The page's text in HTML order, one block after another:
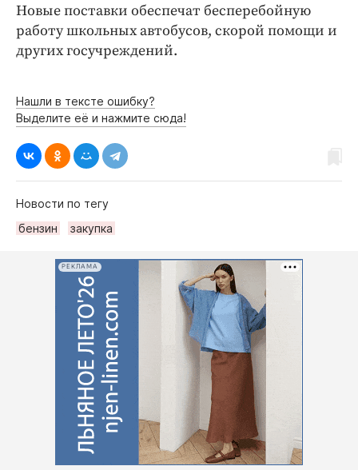
Новые поставки обеспечат бесперебойную
работу школьных автобусов, скорой помощи и
других госучреждений.
Нашли в тексте ошибку?
Выделите её и нажмите сюда!
Новости по тегу
бензин
закупка
РЕКЛАМА